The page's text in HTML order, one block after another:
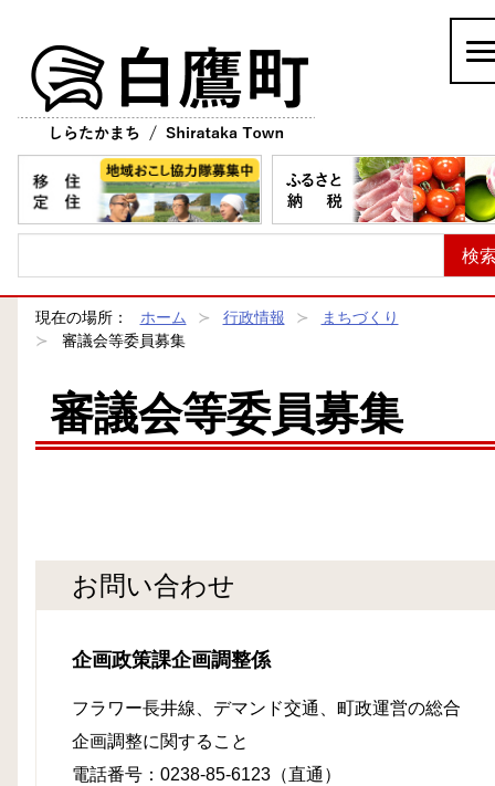
現在の場所： ホーム 行政情報
まちづくり
審議会等委員募集
審議会等委員募集
お問い合わせ
企画政策課企画調整係
フラワー長井線、デマンド交通、町政運営の総合
企画調整に関すること
電話番号：0238-85-6123（直通）